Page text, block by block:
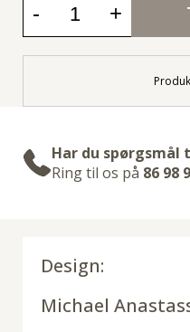
- +
Har du
Ring til os på 86 98
Design:
Michael